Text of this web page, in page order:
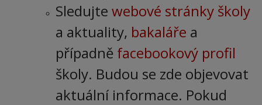
Sledujte webové stránky školy
a aktuality, bakaláře a
případně facebookový profil
školy. Budou se zde objevovat
aktuální informace. Pokud